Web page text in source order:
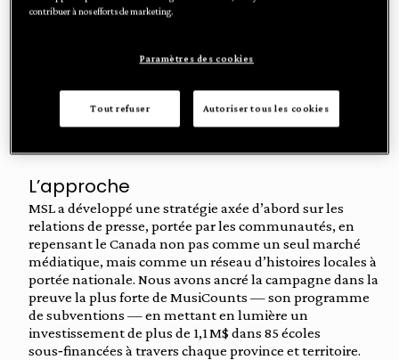
notoriété et ses efforts de financement afin de répondre à
sous‑financées. Avec un nombre d’écoles sollicitant du
le défi était double : générer de nouveaux dons et
positionner la présidente de MusiCounts, Kristy Fletcher,
comme une voix nationale crédible sur l’impact
L’approche
MSL a développé une stratégie axée d’abord sur les
relations de presse, portée par les communautés, en
repensant le Canada non pas comme un seul marché
médiatique, mais comme un réseau d’histoires locales à
portée nationale. Nous avons ancré la campagne dans la
preuve la plus forte de MusiCounts — son programme
de subventions — en mettant en lumière un
investissement de plus de 1,1 M$ dans 85 écoles
sous‑financées à travers chaque province et territoire.
contribuer à nos efforts de marketing.
Paramètres des cookies
Tout refuser Autoriser tous les cookies